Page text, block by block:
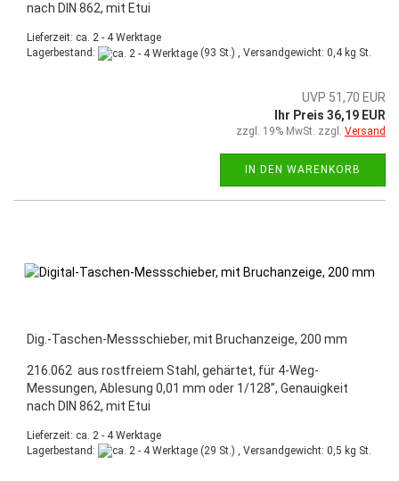
nach DIN 862, mit Etui
Lieferzeit: ca. 2 - 4 Werktage
Lagerbestand:
(93 St.) , Versandgewicht: 0,4kg St.
UVP 51,70 EUR
Ihr Preis 36,19 EUR
zzgl. 19% MwSt. zzgl. Versand
IN DEN WARENKORB
Dig.-Taschen-Messschieber, mit Bruchanzeige, 200 mm
216.062 aus rostfreiem Stahl, gehärtet, für 4-Weg-
Messungen, Ablesung 0,01 mm oder 1/128”, Genauigkeit
nach DIN 862, mit Etui
Lieferzeit: ca. 2 - 4 Werktage
Lagerbestand:
(29 St.) , Versandgewicht: 0,5 kg St.